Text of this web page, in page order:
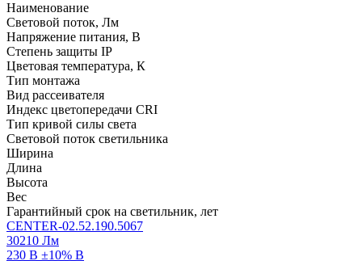
Наименование
Световой поток, Лм
Напряжение питания, В
Степень защиты IP
Цветовая температура, К
Тип монтажа
Вид рассеивателя
Индекс цветопередачи CRI
Тип кривой силы света
Световой поток светильника
Ширина
Длина
Высота
Вес
Гарантийный срок на светильник, лет
CENTER-02.52.190.5067
30210 Лм
230 В ±10% В